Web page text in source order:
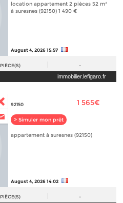
location appartement 2 pièces 52 m²
à suresnes (92150) 1 490 €
August 4, 2026 15:57
PIÈCE(S) -
immobilier.lefigaro.fr
92150
> Simuler mon prêt
1 565€
appartement à suresnes (92150)
August 4, 2026 14:02
PIÈCE(S) -